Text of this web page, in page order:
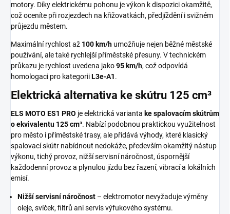
motory. Díky elektrickému pohonu je výkon k dispozici okamžitě,
což oceníte při rozjezdech na křižovatkách, předjíždění i svižném
průjezdu městem.
Maximální rychlost až 100 km/h umožňuje nejen běžné městské
používání, ale také rychlejší příměstské přesuny. V technickém
průkazu je rychlost uvedena jako95 km/h, což odpovídá
homologaci pro kategoriiL3e-A1.
Elektrická alternativa ke skútru 125 cm³
ELS MOTO ES1 PRO je elektrická varianta ke spalovacím skútrům
o ekvivalentu 125 cm³. Nabízí podobnou praktickou využitelnost
pro město i příměstské trasy, ale přidává výhody, které klasický
spalovací skútr nabídnout nedokáže, především okamžitý nástup
výkonu, tichý provoz, nižší servisní náročnost, úspornější
každodenní provoz a plynulou jízdu bez řazení, vibrací a lokálních
emisí.
Nižší servisní náročnost– elektromotor nevyžaduje výměny
oleje, svíček, filtrů ani servis výfukového systému.